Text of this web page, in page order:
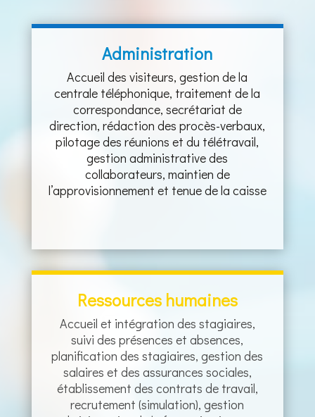
Administration
Accueil des visiteurs, gestion de la
centrale téléphonique, traitement de la
correspondance, secrétariat de
direction, rédaction des procès-verbaux,
pilotage des réunions et du télétravail,
gestion administrative des
collaborateurs, maintien de
l’approvisionnement et tenue de la caisse
Ressources humaines
Accueil et intégration des stagiaires,
suivi des présences et absences,
planification des stagiaires, gestion des
salaires et des assurances sociales,
établissement des contrats de travail,
recrutement (simulation), gestion